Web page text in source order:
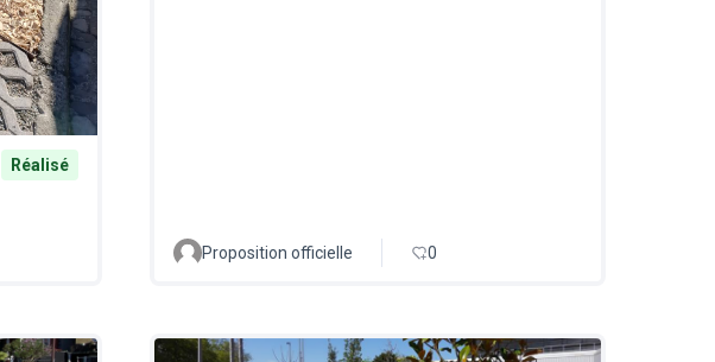
Réalisé
Proposition officielle 0